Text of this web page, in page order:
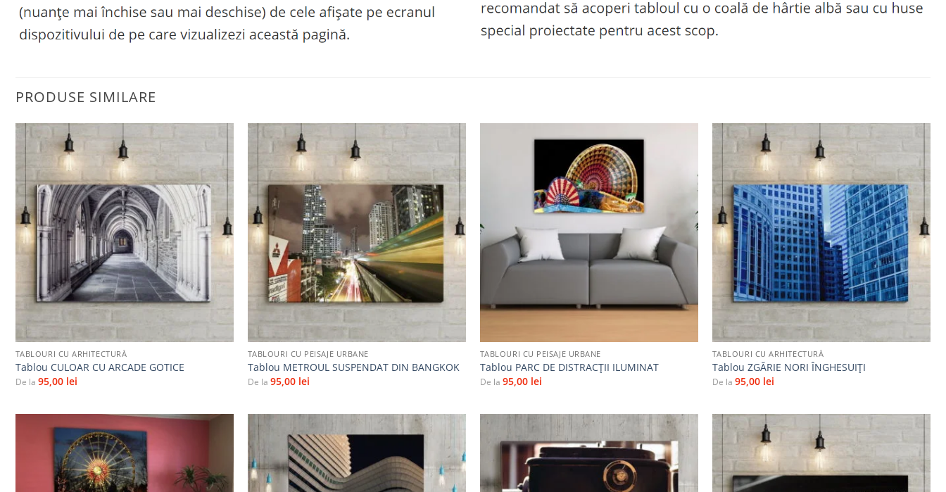
PRODUSE SIMILARE
Adaugă
la
favorite
TABLOURI CU ARHITECTURĂ
Tablou CULOAR CU ARCADE GOTICE
De la 95,00 lei
Adaugă
la
favorite
TABLOURI CU PEISAJE URBANE
Tablou METROUL SUSPENDAT DIN BANGKOK
De la 95,00 lei
TABLOURI CU PEISAJE URBANE
Tablou PARC DE DISTRACȚII ILUMINAT
De la 95,00 lei
Adaugă
la
favorite
TABLOURI CU ARHITECTURĂ
Tablou ZGĂRIE NORI ÎNGHESUIȚI
De la 95,00 lei
Adaugă
la
Adaugă
la
Adaugă
la
Adaugă